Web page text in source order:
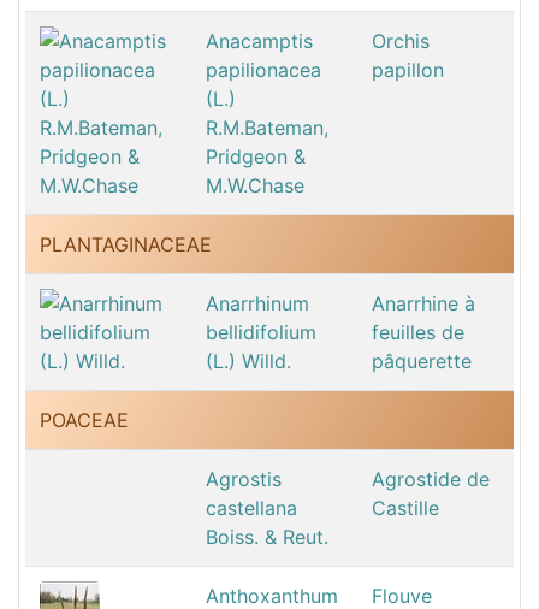
Anacamptis
papilionacea
(L.)
R.M.Bateman,
Pridgeon &
M.W.Chase
Orchis
papillon
PLANTAGINACEAE
Anarrhinum
bellidifolium
(L.) Willd.
Anarrhine à
feuilles de
pâquerette
POACEAE
Agrostis
castellana
Boiss. & Reut.
Agrostide de
Castille
Anthoxanthum
Flouve